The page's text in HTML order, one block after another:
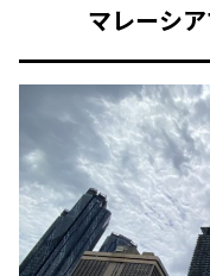
マレーシ